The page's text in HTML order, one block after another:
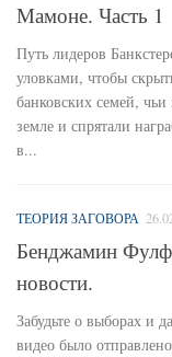
Мамоне. Часть 1
Путь лидеров
уловками, чтобы
банковских семей,
земле и спрятали
в...
ТЕОРИЯ ЗАГОВОРА
Бенджамин
новости.
Забудьте о выборах и
видео было